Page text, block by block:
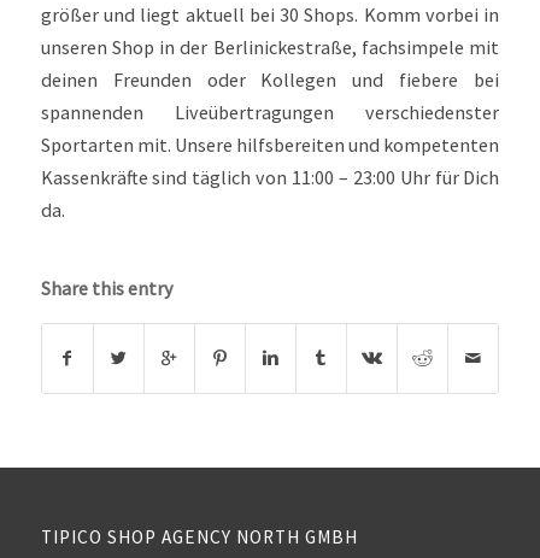
größer und liegt aktuell bei 30 Shops. Komm vorbei in
unseren Shop in der Berlinickestraße, fachsimpele mit
deinen Freunden oder Kollegen und fiebere bei
spannenden Liveübertragungen verschiedenster
Sportarten mit. Unsere hilfsbereiten und kompetenten
Kassenkräfte sind täglich von 11:00 – 23:00 Uhr für Dich
da.
Share this entry
TIPICO SHOP AGENCY NORTH GMBH